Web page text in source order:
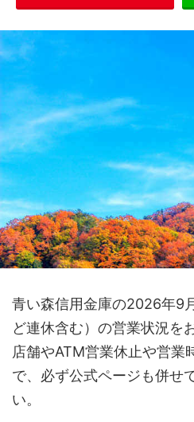
青い森信用金庫の2026年9
ど連休含む）の営業状況を
店舗やATM営業休止や営業
で、必ず公式ページも併せ
い。